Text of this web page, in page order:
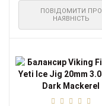
ПОВІДОМИТИ ПРО
НАЯВНІСТЬ